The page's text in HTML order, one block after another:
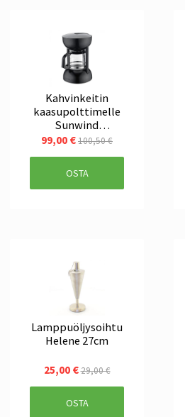
Kahvinkeitin
kaasupolttimelle
Sunwind
Homeaway
99,00 €100,50 €
OSTA
Lamppuöljysoihtu
Helene 27cm
25,00 €29,00 €
OSTA